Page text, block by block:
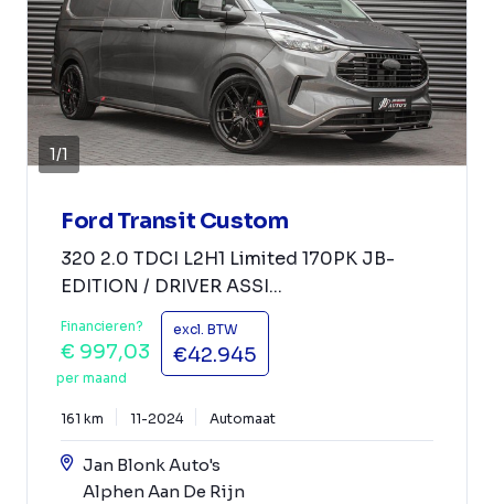
1/1
Ford Transit Custom
320 2.0 TDCI L2H1 Limited 170PK JB-
EDITION / DRIVER ASSI...
Financieren?
€ 997,03
per maand
excl. BTW
€42.945
161 km 11-2024 Automaat
Jan Blonk Auto's
Alphen Aan De Rijn